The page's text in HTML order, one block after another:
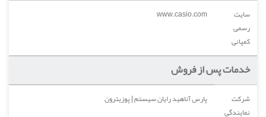
سایت
رسمی
کمپانی
www.casio.com
خدمات پس از فروش
شرکت
نمایندگی
پارس آناهید رایان سیستم | پوزیترون